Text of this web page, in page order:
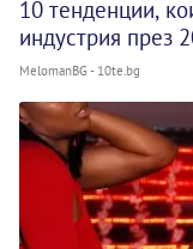
10 тенденции,
индустрия през
MelomanBG - 10te.bg